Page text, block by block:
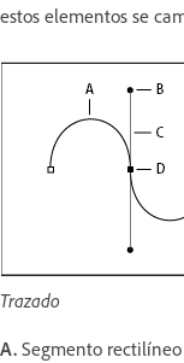
estos elementos se
Trazado
A. Segmento